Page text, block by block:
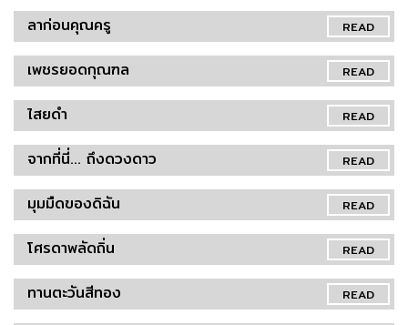
READ
ลาก่อนคุณครู
READ
เพชรยอดกุณฑล
READ
ไสยดำ
READ
จากที่นี่... ถึงดวงดาว
READ
มุมมืดของดิฉัน
READ
โศรดาพลัดถิ่น
READ
ทานตะวันสีทอง